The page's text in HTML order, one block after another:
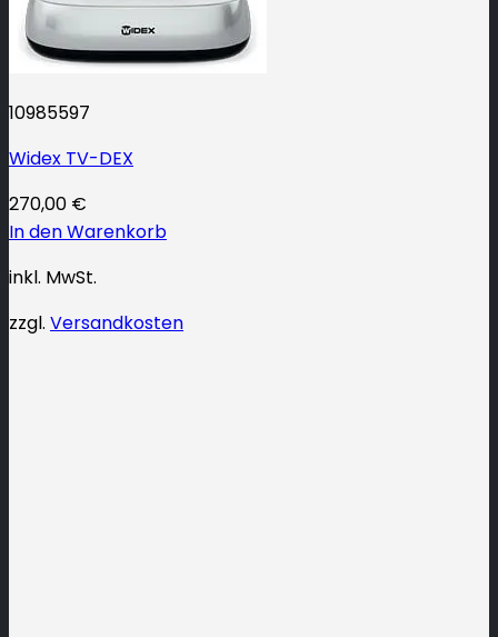
10985597
Widex TV-DEX
270,00 €
In den Warenkorb
inkl. MwSt.
zzgl. Versandkosten